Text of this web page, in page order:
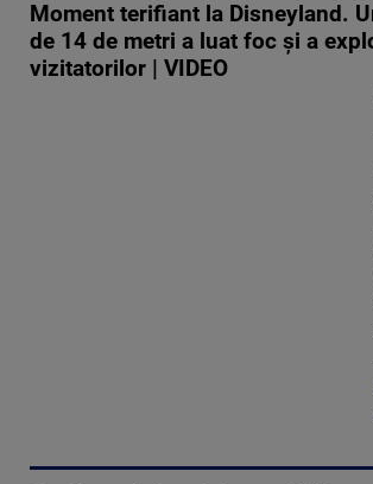
Moment terifiant la Disneyland.
de 14 de metri a luat foc și a
vizitatorilor | VIDEO